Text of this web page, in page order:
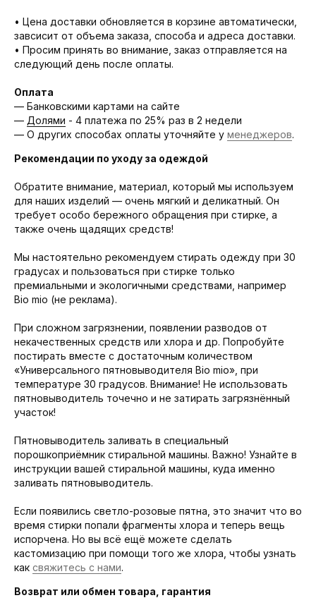
• Цена доставки обновляется в корзине автоматически,
завсисит от объема заказа, способа и адреса доставки.
• Просим принять во внимание, заказ отправляется на
следующий день после оплаты.
Оплата
— Банковскими картами на сайте
— Долями - 4 платежа по 25% раз в 2 недели
— О других способах оплаты уточняйте у менеджеров.
Рекомендации по уходу за одеждой
Обратите внимание, материал, который мы используем
для наших изделий — очень мягкий и деликатный. Он
требует особо бережного обращения при стирке, а
также очень щадящих средств!
Мы настоятельно рекомендуем стирать одежду при 30
градусах и пользоваться при стирке только
премиальными и экологичными средствами, например
Bio mio (не реклама).
При сложном загрязнении, появлении разводов от
некачественных средств или хлора и др. Попробуйте
постирать вместе с достаточным количеством
«Универсального пятновыводителя Bio mio», при
температуре 30 градусов. Внимание! Не использовать
пятновыводитель точечно и не затирать загрязнённый
участок!
Пятновыводитель заливать в специальный
порошкоприёмник стиральной машины. Важно! Узнайте в
инструкции вашей стиральной машины, куда именно
заливать пятновыводитель.
Если появились светло-розовые пятна, это значит что во
время стирки попали фрагменты хлора и теперь вещь
испорчена. Но вы всё ещё можете сделать
кастомизацию при помощи того же хлора, чтобы узнать
как свяжитесь с нами.
Возврат или обмен товара, гарантия